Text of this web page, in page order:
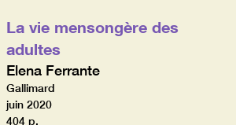
La vie mensongère des
adultes
Elena Ferrante
Gallimard
juin 2020
404 p.